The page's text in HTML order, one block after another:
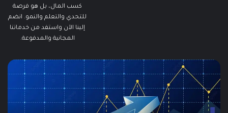
كسب المال، بل هو فرصة
للتحدي والتعلم والنمو. انضم
إلينا الآن واستفد من خدماتنا
المجانية والمدفوعة.
مطالبات
البطالة
في
الولايات
المتحدة